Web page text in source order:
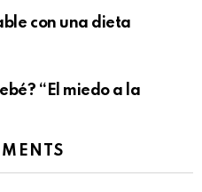
con una dieta
“El miedo a la